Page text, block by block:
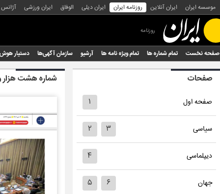
موسسه ایران ایران آنلاین روزنامه ایران ایران دیلی الوفاق ایران ورزشی
روزنامه
صفحه نخست تمام شماره ها تمام ویژه نامه ها آرشیو سازمان آگهی‌ها دستیار
صفحات
صفحه اول ۱
سیاسی ۲ ۳
دیپلماسی ۴
جهان ۵ ۶
شماره هشت